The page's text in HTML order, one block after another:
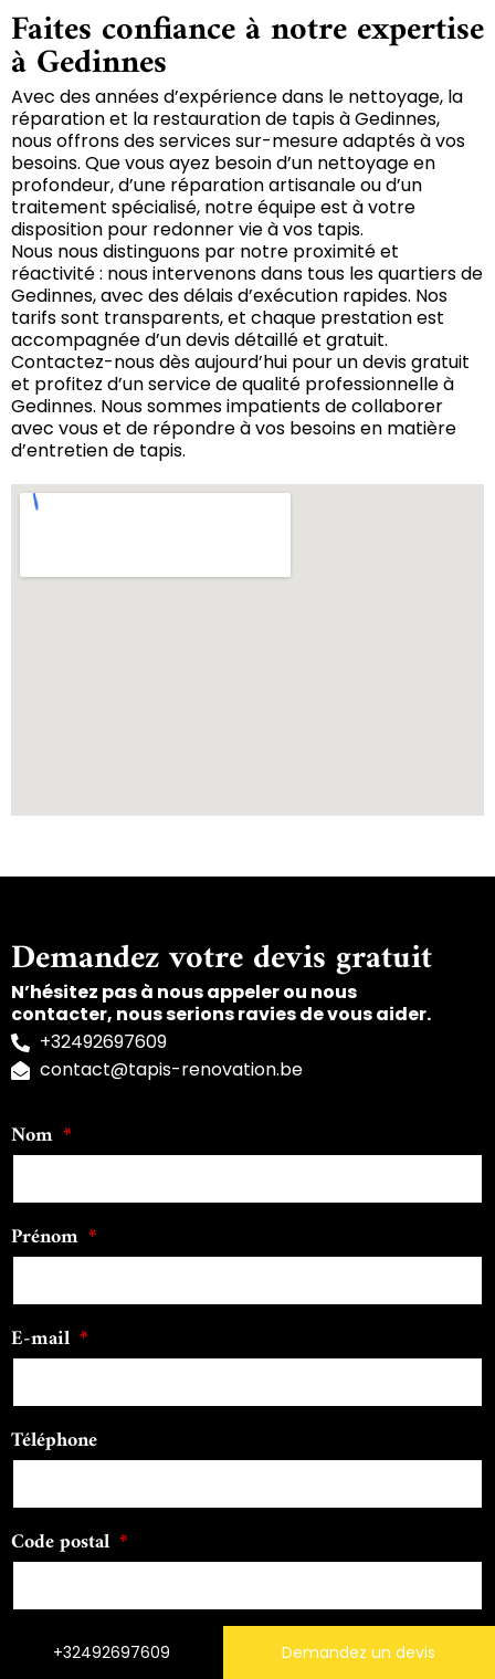
+32492697609 Demandez un devis
Faites confiance à notre expertise
à Gedinnes
Avec des années d’expérience dans le nettoyage, la
réparation et la restauration de tapis à Gedinnes,
nous offrons des services sur-mesure adaptés à vos
besoins. Que vous ayez besoin d’un nettoyage en
profondeur, d’une réparation artisanale ou d’un
traitement spécialisé, notre équipe est à votre
disposition pour redonner vie à vos tapis.
Nous nous distinguons par notre proximité et
réactivité : nous intervenons dans tous les quartiers de
Gedinnes, avec des délais d’exécution rapides. Nos
tarifs sont transparents, et chaque prestation est
accompagnée d’un devis détaillé et gratuit.
Contactez-nous dès aujourd’hui pour un devis gratuit
et profitez d’un service de qualité professionnelle à
Gedinnes. Nous sommes impatients de collaborer
avec vous et de répondre à vos besoins en matière
d’entretien de tapis.
Demandez votre devis gratuit
N’hésitez pas à nous appeler ou nous
contacter, nous serions ravies de vous aider.
+32492697609
contact@tapis-renovation.be
Nom
Prénom
E-mail
Téléphone
Code postal
Message